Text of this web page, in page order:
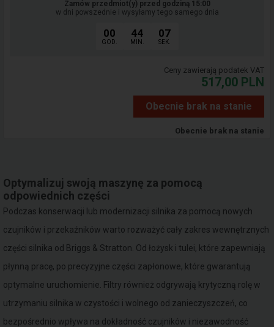
Zamów przedmiot(y) przed godziną 15:00
w dni powszednie i wysyłamy tego samego dnia
00
GOD.
44
MIN.
06
SEK.
Ceny zawierają podatek VAT
517,00 PLN
Obecnie brak na stanie
Obecnie brak na stanie
Optymalizuj swoją maszynę za pomocą
odpowiednich części
Podczas konserwacji lub modernizacji silnika za pomocą nowych
czujników i przekaźników warto rozważyć cały zakres wewnętrznych
części silnika od Briggs & Stratton. Od łożysk i tulei, które zapewniają
płynną pracę, po precyzyjne części zapłonowe, które gwarantują
optymalne uruchomienie. Filtry również odgrywają krytyczną rolę w
utrzymaniu silnika w czystości i wolnego od zanieczyszczeń, co
bezpośrednio wpływa na dokładność czujników i niezawodność